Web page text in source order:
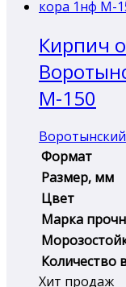
Кирпич
М-150
Формат
Размер, мм
Цвет
Марка
Количество
Хит продаж